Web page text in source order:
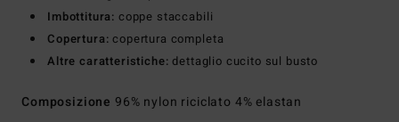
Imbottitura: coppe staccabili
Copertura: copertura completa
Altre caratteristiche: dettaglio cucito sul busto
Composizione 96% nylon riciclato 4% elastan